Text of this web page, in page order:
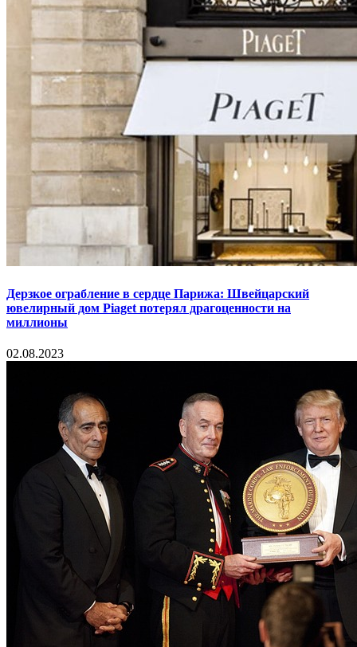
Дерзкое ограбление в сердце Парижа: Швейцарский
ювелирный дом Piaget потерял драгоценности на
миллионы
02.08.2023